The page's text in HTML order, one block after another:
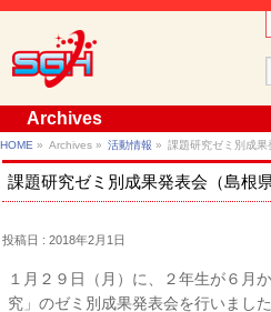
Archives
HOME » Archives » 活動情報 » 課題研究ゼミ別成果
課題研究ゼミ別成果発表会（島根
投稿日 : 2018年2月1日
１月２９日（月）に、２年生が６月
究」のゼミ別成果発表会を行いまし